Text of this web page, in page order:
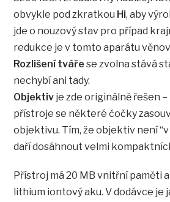
obvykle pod zkratkou Hi, aby
jde o nouzový stav pro případ
redukce je v tomto aparátu
Rozlišení tváře se zvolna stává
nechybí ani tady.
Objektiv je zde originálně řešen
přístroje se některé čočky
objektivu. Tím, že objektiv není “v
daří dosáhnout velmi
Přístroj má 20 MB vnitřní paměti
lithium iontový aku. V dodávce je